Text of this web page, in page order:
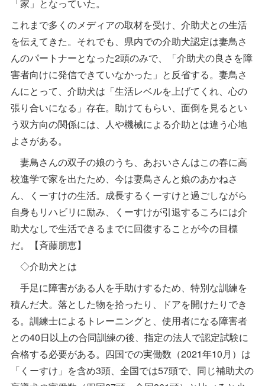
「家」となっていた。
これまで多くのメディアの取材を受け、介助犬との生活
を伝えてきた。それでも、県内での介助犬認定は妻鳥さ
んのパートナーとなった2頭のみで、「介助犬の良さを障
害者向けに発信できていなかった」と反省する。妻鳥さ
んにとって、介助犬は「生活レベルを上げてくれ、心の
張り合いになる」存在。助けてもらい、面倒を見るとい
う双方向の関係には、人や機械による介助とは違う心地
よさがある。
妻鳥さんの双子の娘のうち、あおいさんはこの春に高
校進学で家を出たため、今は妻鳥さんと娘のあかねさ
ん、くーすけの生活。成長するくーすけと過ごしながら
自身もリハビリに励み、くーすけが引退するころには介
助犬なしで生活できるまでに回復することが今の目標
だ。【斉藤朋恵】
◇介助犬とは
手足に障害がある人を手助けするため、特別な訓練を
積んだ犬。落とした物を拾ったり、ドアを開けたりでき
る。訓練士によるトレーニングと、使用者になる障害者
との40日以上の合同訓練の後、指定の法人で認定試験に
合格する必要がある。四国での実働数（2021年10月）は
「くーすけ」を含め3頭、全国では57頭で、同じ補助犬の